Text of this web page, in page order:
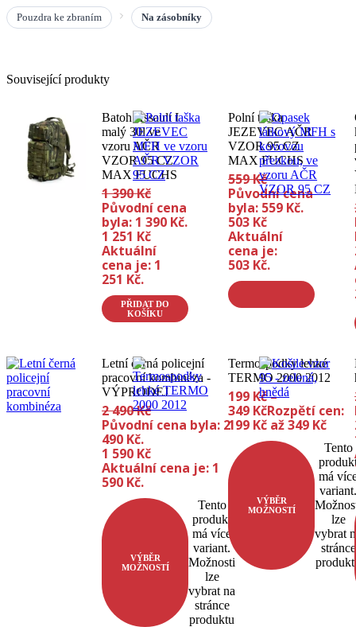
Pouzdra ke zbraním Na zásobníky
Související produkty
Batoh Assault I
malý 30l ve
vzoru AČR
VZOR 95 CZ
MAX FUCHS
1 390Kč
Původní cena
byla: 1 390 Kč.
1 251 Kč
Aktuální
cena je: 1
251 Kč.
PŘIDAT DO
KOŠÍKU
Polní taška
JEZEVEC AČR
VZOR 95 CZ
MAX FUCHS
559Kč
Původní cena
byla: 559 Kč.
503 Kč
Aktuální
cena je:
503 Kč.
Letní černá policejní
pracovní kombinéza -
VÝPRODEJ
2 490Kč
Původní cena byla: 2
490 Kč.
1 590 Kč
Aktuální cena je: 1
590 Kč.
VÝBĚR
MOŽNOSTÍ
Tento
produkt
má více
variant.
Možnosti
lze
vybrat na
stránce
produktu
Termospodky lehké
TERMO 2000 2012
199 Kč–
349 KčRozpětí cen:
199 Kč až 349 Kč
VÝBĚR
MOŽNOSTÍ
Tento
má
lze
vybrat
stránce